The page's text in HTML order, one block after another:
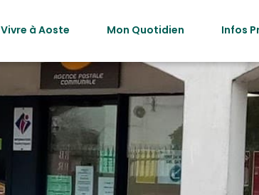
Vivre à Aoste Mon Quotidien Infos